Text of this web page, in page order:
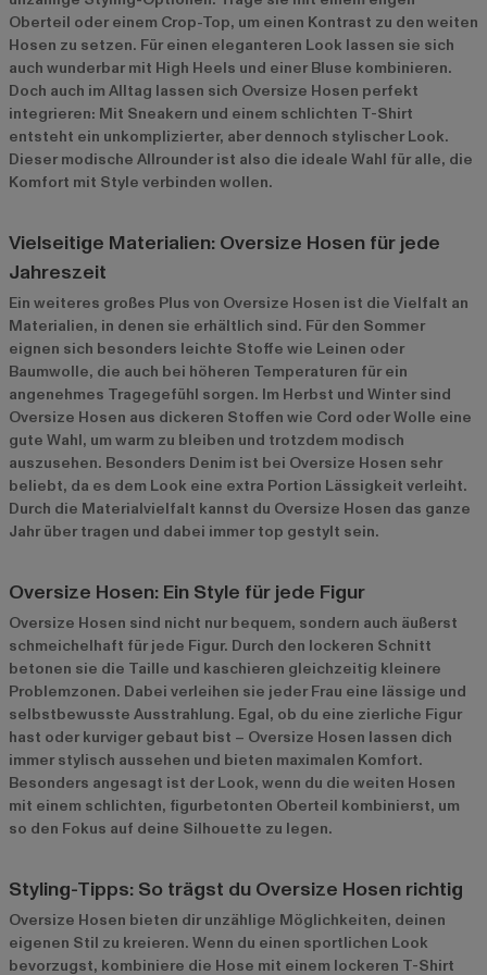
Oberteil oder einem Crop-Top, um einen Kontrast zu den weiten
Hosen zu setzen. Für einen eleganteren Look lassen sie sich
auch wunderbar mit High Heels und einer Bluse kombinieren.
Doch auch im Alltag lassen sich Oversize Hosen perfekt
integrieren: Mit Sneakern und einem schlichten T-Shirt
entsteht ein unkomplizierter, aber dennoch stylischer Look.
Dieser modische Allrounder ist also die ideale Wahl für alle, die
Komfort mit Style verbinden wollen.
Vielseitige Materialien: Oversize Hosen für jede
Jahreszeit
Ein weiteres großes Plus von Oversize Hosen ist die Vielfalt an
Materialien, in denen sie erhältlich sind. Für den Sommer
eignen sich besonders leichte Stoffe wie Leinen oder
Baumwolle, die auch bei höheren Temperaturen für ein
angenehmes Tragegefühl sorgen. Im Herbst und Winter sind
Oversize Hosen aus dickeren Stoffen wie Cord oder Wolle eine
gute Wahl, um warm zu bleiben und trotzdem modisch
auszusehen. Besonders Denim ist bei Oversize Hosen sehr
beliebt, da es dem Look eine extra Portion Lässigkeit verleiht.
Durch die Materialvielfalt kannst du Oversize Hosen das ganze
Jahr über tragen und dabei immer top gestylt sein.
Oversize Hosen: Ein Style für jede Figur
Oversize Hosen sind nicht nur bequem, sondern auch äußerst
schmeichelhaft für jede Figur. Durch den lockeren Schnitt
betonen sie die Taille und kaschieren gleichzeitig kleinere
Problemzonen. Dabei verleihen sie jeder Frau eine lässige und
selbstbewusste Ausstrahlung. Egal, ob du eine zierliche Figur
hast oder kurviger gebaut bist – Oversize Hosen lassen dich
immer stylisch aussehen und bieten maximalen Komfort.
Besonders angesagt ist der Look, wenn du die weiten Hosen
mit einem schlichten, figurbetonten Oberteil kombinierst, um
so den Fokus auf deine Silhouette zu legen.
Styling-Tipps: So trägst du Oversize Hosen richtig
Oversize Hosen bieten dir unzählige Möglichkeiten, deinen
eigenen Stil zu kreieren. Wenn du einen sportlichen Look
bevorzugst, kombiniere die Hose mit einem lockeren T-Shirt